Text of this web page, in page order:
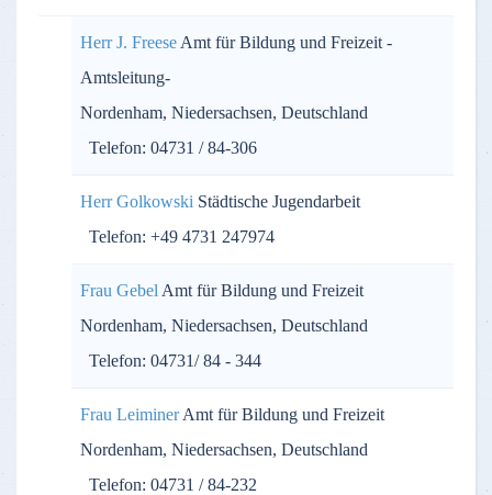
Herr J. Freese Amt für Bildung und Freizeit -
Amtsleitung-
Nordenham, Niedersachsen, Deutschland
Telefon: 04731 / 84-306
Herr Golkowski Städtische Jugendarbeit
Telefon: +49 4731 247974
Frau Gebel Amt für Bildung und Freizeit
Nordenham, Niedersachsen, Deutschland
Telefon: 04731/ 84 - 344
Frau LeiminerAmt für Bildung und Freizeit
Nordenham, Niedersachsen, Deutschland
Telefon: 04731 / 84-232